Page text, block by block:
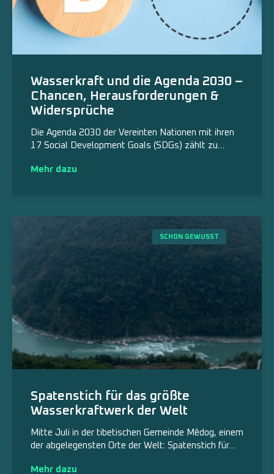
Wasserkraft und die Agenda 2030 –
Chancen, Herausforderungen &
Widersprüche
Die Agenda 2030 der Vereinten Nationen mit ihren
17 Social Development Goals (SDGs) zählt zu…
Mehr dazu
SCHON GEWUSST
Spatenstich für das größte
Wasserkraftwerk der Welt
Mitte Juli in der tibetischen Gemeinde Mêdog, einem
der abgelegensten Orte der Welt: Spatenstich für…
Mehr dazu